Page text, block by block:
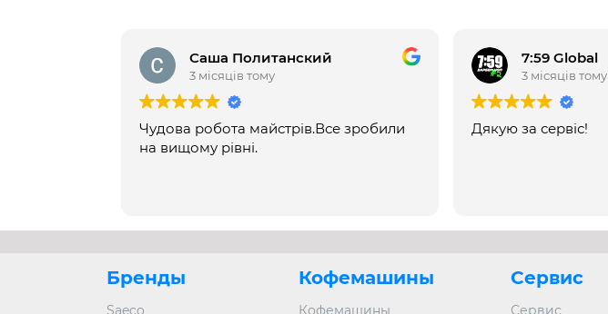
Саша Политанский
3 місяців тому
Чудова робота майстрів.Все зробили
на вищому рівні.
7:59 Global
3 місяців тому
Дякую за сервіс!
Сервис
Сервис
Бренды
Saeco
Кофемашины
Кофемашины